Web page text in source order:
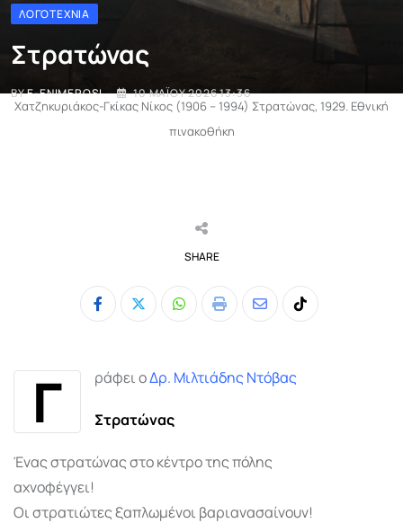
ΛΟΓΟΤΕΧΝΊΑ
Στρατώνας
BYE-ENIMEROSI 10 ΜΑΪ́ΟΥ 2026 13:36
Χατζηκυριάκος-Γκίκας Νίκος (1906 – 1994) Στρατώνας, 1929. Εθνική
πινακοθήκη
SHARE
Whatsapp
Print
ShareTiktok
Γ ράφει οΔρ. Μιλτιάδης Ντόβας
Στρατώνας
Ένας στρατώνας στο κέντρο της πόλης
αχνοφέγγει!
Οι στρατιώτες ξαπλωμένοι βαριανασαίνουν!